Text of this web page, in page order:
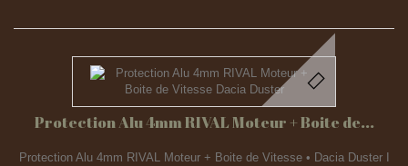
Protection Alu 4mm RIVAL Moteur + Boite de...
Protection Alu 4mm RIVAL Moteur + Boite de Vitesse • Dacia Duster I